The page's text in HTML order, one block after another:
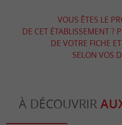
VOUS ÊTES LE
DE CET ÉTABLISSEMENT ?
DE VOTRE FICHE
SELON VOS
À DÉCOUVRIR